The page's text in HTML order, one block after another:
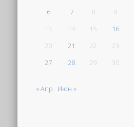
6
7 8 9
13
14 15 16
20
21 22 23
27
28 29 30
« Апр Июн »